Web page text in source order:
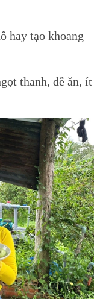
hay tạo khoang
thanh, dễ ăn, ít